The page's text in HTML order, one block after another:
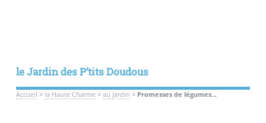
le Jardin des P’tits Doudous
Accueil > la Haute Charme> au Jardin > Promesses de légumes...